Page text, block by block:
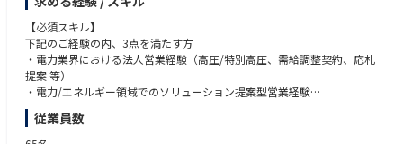
募集します。
これまでに法人向け電力販売、電力入札の応札対応、自治体・大手法人へ
の提案営業、需給管理や契約管理と連動した営業活動などを経験されてき
た方であれば、すぐにご活躍いただける環境です。
＼外部メディア『PR TIMES』／
兵庫県が令和7年度から実施する「事業者用太陽光発電の共同調達支援事
【募集背景】
【必須スキル】
下記のご経験の内、3点を満たす方
・電力業界における法人営業経験（高圧/特別高圧、需給調整契約、応札
提案 等）
・電力/エネルギー領域でのソリューション提案型営業経験
・官公庁/自治体/大手法人へのセールス経験
・チームリーダー、マネージャーとしての組織牽引経験
従業員数